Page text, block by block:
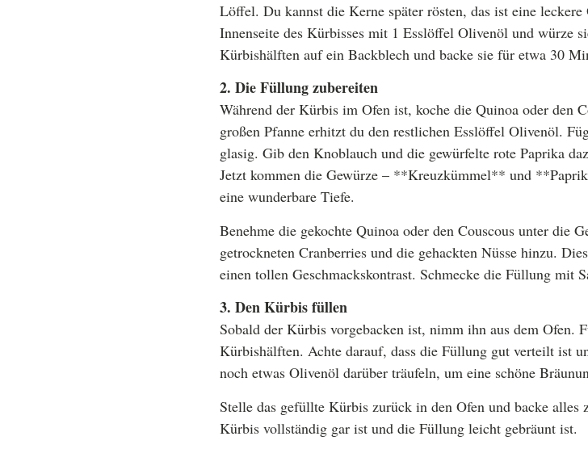
Löffel. Du kannst die Kerne später rösten, das ist eine
Innenseite des Kürbisses mit 1 Esslöffel Olivenöl und würze
Kürbishälften auf ein Backblech und backe sie für etwa 30
2. Die Füllung zubereiten
Während der Kürbis im Ofen ist, koche die Quinoa oder den
großen Pfanne erhitzt du den restlichen Esslöffel Olivenöl.
glasig. Gib den Knoblauch und die gewürfelte rote Paprika
Jetzt kommen die Gewürze – **Kreuzkümmel** und
eine wunderbare Tiefe.
Benehme die gekochte Quinoa oder den Couscous unter die
getrockneten Cranberries und die gehackten Nüsse hinzu.
einen tollen Geschmackskontrast. Schmecke die Füllung mit
3. Den Kürbis füllen
Sobald der Kürbis vorgebacken ist, nimm ihn aus dem Ofen.
Kürbishälften. Achte darauf, dass die Füllung gut verteilt ist
noch etwas Olivenöl darüber träufeln, um eine schöne
Stelle das gefüllte Kürbis zurück in den Ofen und backe
Kürbis vollständig gar ist und die Füllung leicht gebräunt ist.